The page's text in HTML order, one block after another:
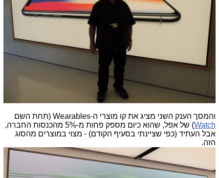
והמסך הענק השני מציג את קו מוצרי ה-Wearables (תחת השם
Watch
) של אפל, שהוא כיום מספק פחות מ-5% מהכנסות החברה,
אבל העתיד (כפי שציינתי בסעיף הקודם) - מצוי במוצרים מהסוג
הזה.